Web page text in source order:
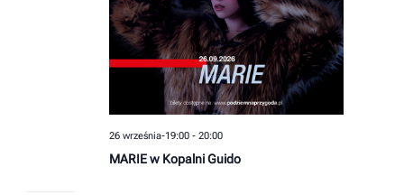
MARIE w Kopalni Guido
26 września-19:00- 20:00